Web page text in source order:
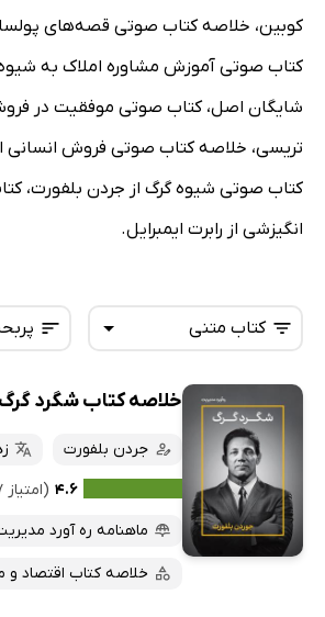
کوبین، خلاصه کتاب صوتی قصه‌های پولساز
کتاب صوتی آموزش مشاوره املاک به
شایگان اصل، کتاب صوتی موفقیت در فروش
تریسی، خلاصه کتاب صوتی فروش انسانی
کتاب صوتی شیوه گرگ از جردن بلفورت،
انگیزشی از رابرت ایمبرایل.
تازه‌ها
ارزان
کتاب متنی
همه کتاب‌ها
کتاب‌های صوتی
کتاب‌های متنی
خلاصه کتاب شگرد گرگ
جردن بلفورت
۴.۶ (امتیاز ۱۴۷ نفر)
ماهنامه ره آورد
خلاصه کتاب اقتصاد و